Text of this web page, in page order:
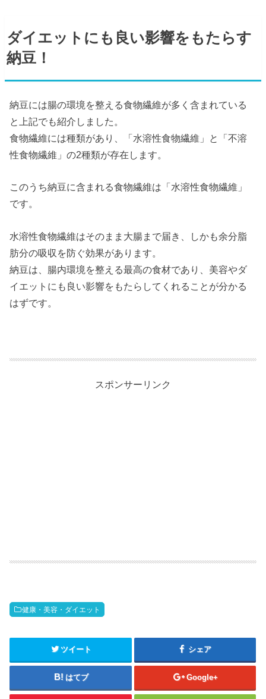
ダイエットにも良い影響をもたらす
納豆！
納豆には腸の環境を整える食物繊維が多く含まれている
と上記でも紹介しました。
食物繊維には種類があり、「水溶性食物繊維」と「不溶
性食物繊維」の2種類が存在します。
このうち納豆に含まれる食物繊維は「水溶性食物繊維」
です。
水溶性食物繊維はそのまま大腸まで届き、しかも余分脂
肪分の吸収を防ぐ効果があります。
納豆は、腸内環境を整える最高の食材であり、美容やダ
イエットにも良い影響をもたらしてくれることが分かる
はずです。
スポンサーリンク
健康・美容・ダイエット
ツイート シェア
はてブ Google+